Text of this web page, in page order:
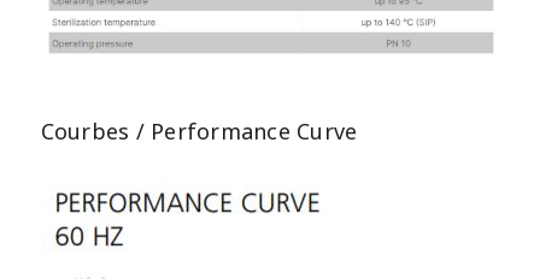
Courbes / Performance Curve